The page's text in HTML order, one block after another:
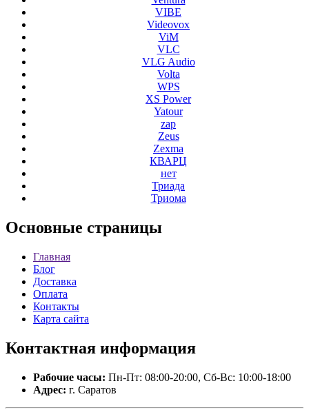
VIBE
Videovox
ViM
VLC
VLG Audio
Volta
WPS
XS Power
Yatour
zap
Zeus
Zexma
КВАРЦ
нет
Триада
Триома
Основные страницы
Главная
Блог
Доставка
Оплата
Контакты
Карта сайта
Контактная информация
Рабочие часы: Пн-Пт: 08:00-20:00, Сб-Вс: 10:00-18:00
Адрес: г. Саратов